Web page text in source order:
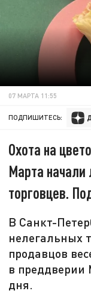
07 МАРТА 11:55
ПОДПИШИТЕСЬ:
Охота на
Марта начали
торговцев.
В Санкт-
нелегальных
продавцов
в преддверии
дня.